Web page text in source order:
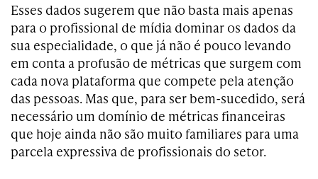
Esses dados sugerem que não basta mais apenas
para o profissional de mídia dominar os dados da
sua especialidade, o que já não é pouco levando
em conta a profusão de métricas que surgem com
cada nova plataforma que compete pela atenção
das pessoas. Mas que, para ser bem-sucedido, será
necessário um domínio de métricas financeiras
que hoje ainda não são muito familiares para uma
parcela expressiva de profissionais do setor.